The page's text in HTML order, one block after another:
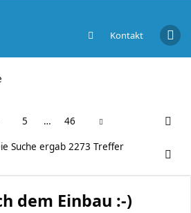
Kontakt
5 … 46
Suche ergab 2273 Treffer
dem Einbau :-)